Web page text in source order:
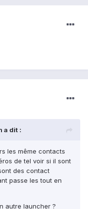
a dit :
les même contacts
de tel voir si il sont
des contact
passe les tout en
autre launcher ?